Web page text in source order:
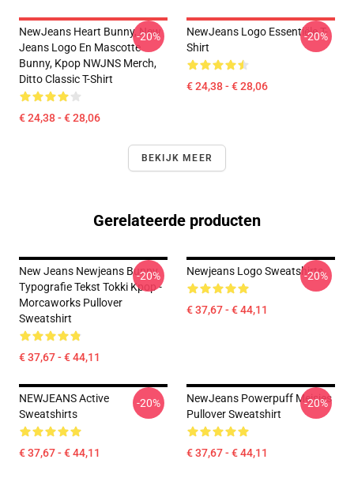
NewJeans Heart Bunny, New
Jeans Logo En Mascotte
Bunny, Kpop NWJNS Merch,
Ditto Classic T-Shirt
€ 24,38 - € 28,06
-20%
NewJeans Logo Essentiële T-
Shirt
€ 24,38 - € 28,06
-20%
BEKIJK MEER
Gerelateerde producten
New Jeans Newjeans Bunny
Typografie Tekst Tokki Kpop -
Morcaworks Pullover
Sweatshirt
€ 37,67 - € 44,11
-20% Newjeans Logo Sweatshirts
€ 37,67 - € 44,11
-20%
NEWJEANS Active
Sweatshirts
€ 37,67 - € 44,11
-20%
NewJeans Powerpuff Meisjes
Pullover Sweatshirt
€ 37,67 - € 44,11
-20%